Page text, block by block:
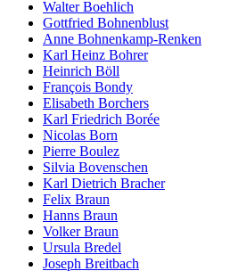
Walter Boehlich
Gottfried Bohnenblust
Anne Bohnenkamp-Renken
Karl Heinz Bohrer
Heinrich Böll
François Bondy
Elisabeth Borchers
Karl Friedrich Borée
Nicolas Born
Pierre Boulez
Silvia Bovenschen
Karl Dietrich Bracher
Felix Braun
Hanns Braun
Volker Braun
Ursula Bredel
Joseph Breitbach